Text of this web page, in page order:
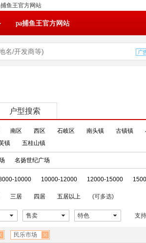
鱼王官方网站
pa捕鱼王官方网站
户型搜索
南区 西区 石岐区 南头镇 古镇镇
镇 五桂山镇
名扬世纪广场
10000 10000-12000 12000-15000
三居 四居 五居以上 (可多选)
售卖 特色 支
民乐市场